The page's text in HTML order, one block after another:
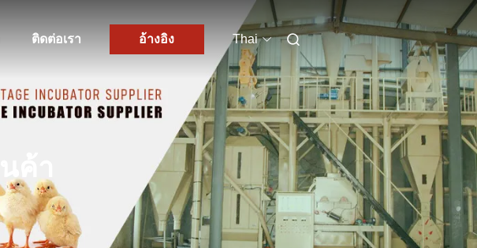
ติดต่อเรา อ้างอิง Thai